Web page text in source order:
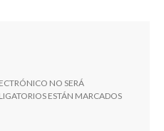
NO SERÁ
ESTÁN MARCADOS